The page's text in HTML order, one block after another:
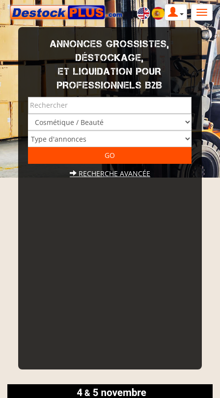
ANNONCES GROSSISTES,
DÉSTOCKAGE,
ET LIQUIDATION POUR
PROFESSIONNELS B2B
RECHERCHE AVANCÉE